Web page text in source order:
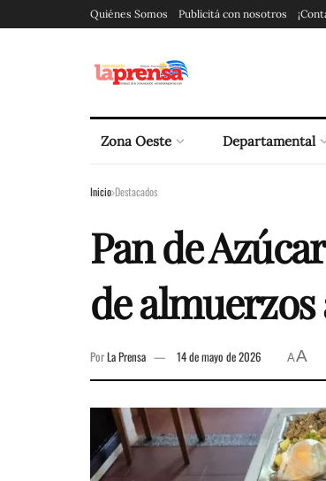
Quiénes Somos Publicitá con nosotros
Zona Oeste Departamental
Inicio Destacados
Pan de
de
PorLa Prensa 14 de mayo de 2026 AA